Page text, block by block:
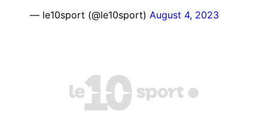
— le10sport (@le10sport) August 4, 2023